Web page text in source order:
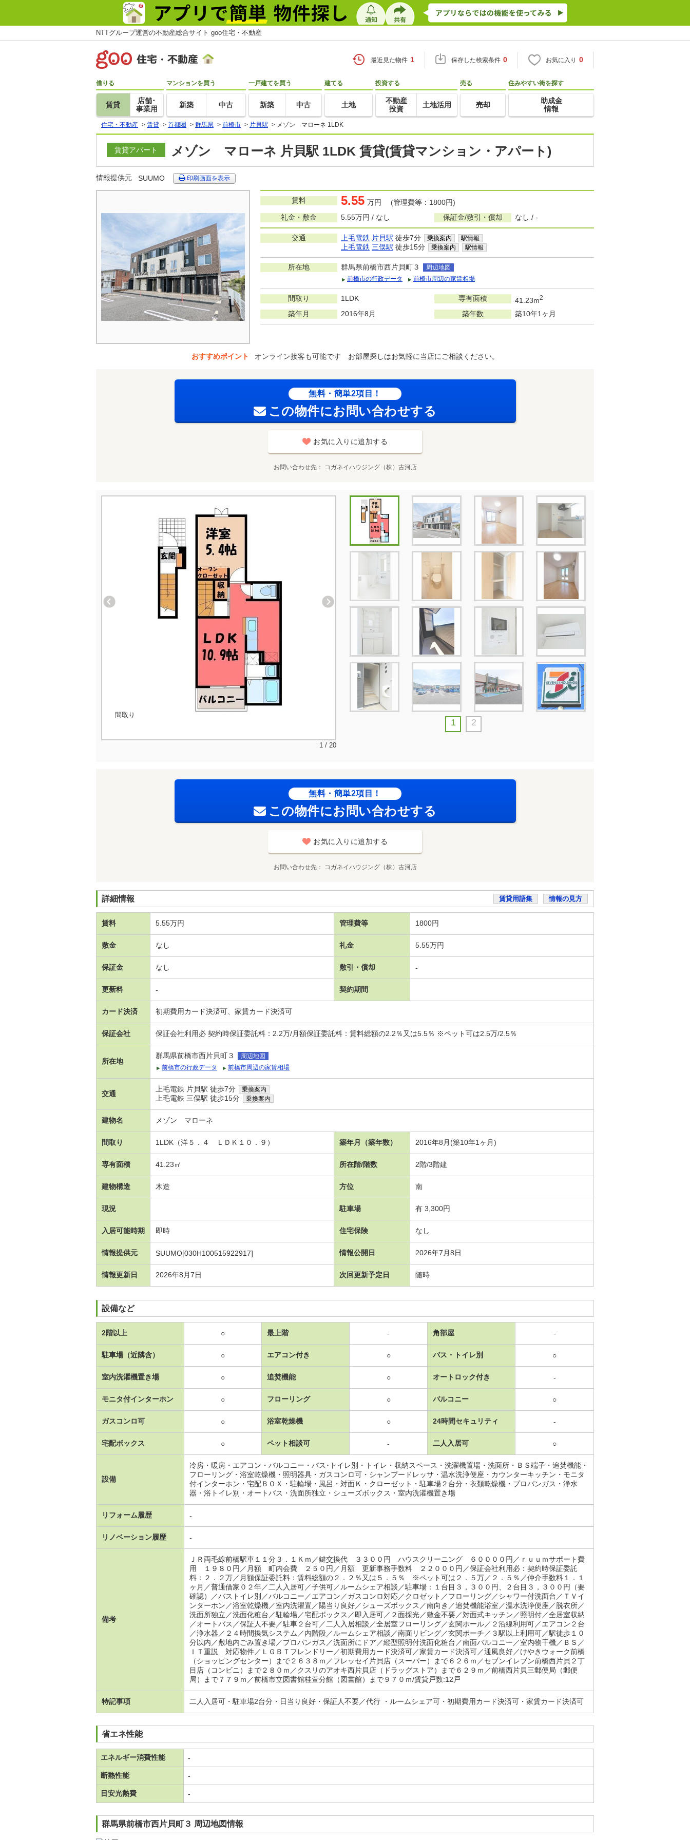
NTTグループ運営の不動産総合サイト goo住宅・不動産
最近見た物件 1 保存した検索条件 0 お気に入り 0
借りる
賃貸
店舗･
事業用
マンションを買う
新築 中古
一戸建てを買う
新築 中古
建てる
土地
投資する
不動産
投資
土地活用
売る
売却
住みやすい街を探す
助成金
情報
住宅・不動産 > 賃貸 > 首都圏 > 群馬県 > 前橋市 > 片貝駅 > メゾン マローネ 1LDK
賃貸アパート メゾン マローネ 片貝駅 1LDK 賃貸(賃貸マンション・アパート)
情報提供元 SUUMO 印刷画面を表示
賃料 5.55 万円 (管理費等：1800円)
礼金・敷金
5.55万円 / なし 保証金/敷引・償却 なし / -
交通 上毛電鉄 片貝駅 徒歩7分 乗換案内 駅情報
上毛電鉄 三俣駅 徒歩15分 乗換案内 駅情報
所在地 群馬県前橋市西片貝町３
周辺地図
前橋市の行政データ
前橋市周辺の家賃相場
間取り 1LDK 専有面積 41.23m2
築年月 2016年8月 築年数 築10年1ヶ月
おすすめポイント オンライン接客も可能です お部屋探しはお気軽に当店にご相談ください。
無料・簡単2項目！
この物件にお問い合わせする
お気に入りに追加する
お問い合わせ先 コガネイハウジング（株）古河店
間取り
1 / 20
1 2
無料・簡単2項目！
この物件にお問い合わせする
お気に入りに追加する
お問い合わせ先 コガネイハウジング（株）古河店
詳細情報 賃貸用語集 情報の見方
賃料 5.55万円 管理費等 1800円
敷金 なし 礼金 5.55万円
保証金 なし 敷引・償却 -
更新料 - 契約期間
カード決済 初期費用カード決済可、家賃カード決済可
保証会社 保証会社利用必 契約時保証委託料：2.2万/月額保証委託料：賃料総額の2.2％又は5.5％ ※ペット可は2.5万/2.5％
所在地
群馬県前橋市西片貝町３
周辺地図
前橋市の行政データ
前橋市周辺の家賃相場
交通
上毛電鉄 片貝駅 徒歩7分 乗換案内
上毛電鉄 三俣駅 徒歩15分 乗換案内
建物名 メゾン マローネ
間取り 1LDK（洋５．４ ＬＤＫ１０．９） 築年月（築年数） 2016年8月(築10年1ヶ月)
専有面積 41.23㎡ 所在階/階数 2階/3階建
建物構造 木造 方位 南
現況 駐車場 有 3,300円
入居可能時期 即時 住宅保険 なし
情報提供元 SUUMO[030H100515922917] 情報公開日 2026年7月8日
情報更新日 2026年8月7日 次回更新予定日 随時
設備など
2階以上 ○ 最上階 - 角部屋 -
駐車場（近隣含） ○ エアコン付き ○ バス・トイレ別 ○
室内洗濯機置き場 ○ 追焚機能 ○ オートロック付き -
モニタ付インターホン ○ フローリング ○ バルコニー ○
ガスコンロ可 ○ 浴室乾燥機 ○ 24時間セキュリティ -
宅配ボックス ○ ペット相談可 - 二人入居可 ○
設備
冷房・暖房・エアコン・バルコニー・バス･トイレ別・トイレ・収納スペース・洗濯機置場・洗面所・ＢＳ端子・追焚機能・
フローリング・浴室乾燥機・照明器具・ガスコンロ可・シャンプードレッサ・温水洗浄便座・カウンターキッチン・モニタ
付インターホン・宅配ＢＯＸ・駐輪場・風呂・対面Ｋ・クローゼット・駐車場２台分・衣類乾燥機・プロパンガス・浄水
器・浴トイレ別・オートバス・洗面所独立・シューズボックス・室内洗濯機置き場
リフォーム履歴 -
リノベーション履歴 -
備考
ＪＲ両毛線前橋駅車１１分３．１Ｋｍ／鍵交換代 ３３００円 ハウスクリーニング ６００００円／ｒｕｕｍサポート費
用 １９８０円／月額 町内会費 ２５０円／月額 更新事務手数料 ２２０００円／保証会社利用必：契約時保証委託
料：２．２万／月額保証委託料：賃料総額の２．２％又は５．５％ ※ペット可は２．５万／２．５％／仲介手数料１．１
ヶ月／普通借家０２年／二人入居可／子供可／ルームシェア相談／駐車場：１台目３，３００円、２台目３，３００円（要
確認）／バストイレ別／バルコニー／エアコン／ガスコンロ対応／クロゼット／フローリング／シャワー付洗面台／ＴＶイ
ンターホン／浴室乾燥機／室内洗濯置／陽当り良好／シューズボックス／南向き／追焚機能浴室／温水洗浄便座／脱衣所／
洗面所独立／洗面化粧台／駐輪場／宅配ボックス／即入居可／２面採光／敷金不要／対面式キッチン／照明付／全居室収納
／オートバス／保証人不要／駐車２台可／二人入居相談／全居室フローリング／玄関ホール／２沿線利用可／エアコン２台
／浄水器／２４時間換気システム／内階段／ルームシェア相談／南面リビング／玄関ポーチ／３駅以上利用可／駅徒歩１０
分以内／敷地内ごみ置き場／プロパンガス／洗面所にドア／縦型照明付洗面化粧台／南面バルコニー／室内物干機／ＢＳ／
ＩＴ重説 対応物件／ＬＧＢＴフレンドリー／初期費用カード決済可／家賃カード決済可／通風良好／けやきウォーク前橋
（ショッピングセンター）まで２６３８ｍ／フレッセイ片貝店（スーパー）まで６２６ｍ／セブンイレブン前橋西片貝２丁
目店（コンビニ）まで２８０ｍ／クスリのアオキ西片貝店（ドラッグストア）まで６２９ｍ／前橋西片貝三郵便局（郵便
局）まで７７９ｍ／前橋市立図書館桂萱分館（図書館）まで９７０ｍ/賃貸戸数:12戸
特記事項 二人入居可・駐車場2台分・日当り良好・保証人不要／代行 ・ルームシェア可・初期費用カード決済可・家賃カード決済可
省エネ性能
エネルギー消費性能 -
断熱性能 -
目安光熱費 -
群馬県前橋市西片貝町３ 周辺地図情報